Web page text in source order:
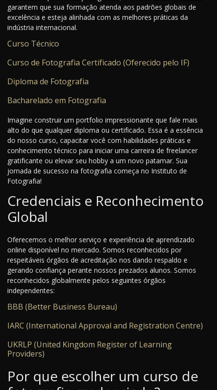
garantem que sua formação atenda aos padrões globais de
excelência e esteja alinhada com as melhores práticas da
indústria internacional.
Curso Técnico
Curso de Fotografia Certificado (Oferecido pelo IF)
Diploma de Fotografia
Bacharelado em Fotografia
Imagine construir um portfolio impressionante que fale mais
alto do que qualquer diploma ou certificado. Essa é a essência
do nosso curso, capacitar você com habilidades práticas e
conhecimento técnico para iniciar uma carreira de freelancer
gratificante ou elevar seu hobby a um novo patamar. Sua
jornada de sucesso na fotografia começa no Instituto de
Fotografia!
Credenciais e Reconhecimento
Global
Oferecemos o melhor serviço e experiência de aprendizado
online disponível no mercado. Somos reconhecidos por
respeitáveis órgãos de acreditação nos dando respaldo e
gerando confiança perante nossos prezados alunos. Somos
reconhecidos globalmente pelos seguintes órgãos
independentes:
BBB (Better Business Bureau)
IARC (International Approval and Registration Centre)
UKRLP (United Kingdom Register of Learning
Providers)
Por que escolher um curso de